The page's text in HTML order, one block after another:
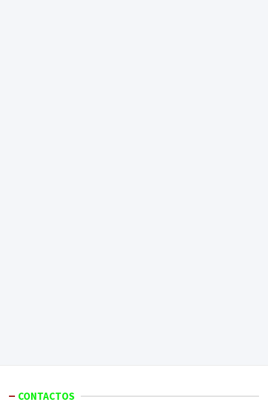
CONTACTOS